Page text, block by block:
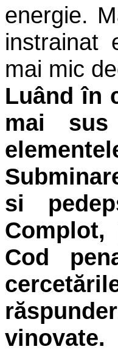
energie.
instrainat
mai mic
Luând în
mai
si
Complot,
Cod
vinovate.